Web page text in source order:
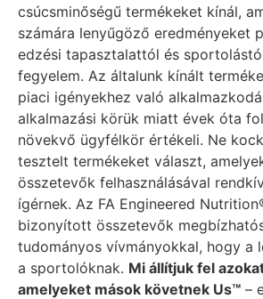
csúcsminőségű termékeket kínál,
számára lenyűgöző eredményeket
edzési tapasztalattól és
fegyelem. Az általunk kínált
piaci igényekhez való
alkalmazási körük miatt évek óta
növekvő ügyfélkör értékeli. Ne
tesztelt termékeket választ,
összetevők felhasználásával
ígérnek. Az FA Engineered
bizonyított összetevők
tudományos vívmányokkal, hogy a
a sportolóknak. Mi állítjuk fel
amelyeket mások követnek Us™ –